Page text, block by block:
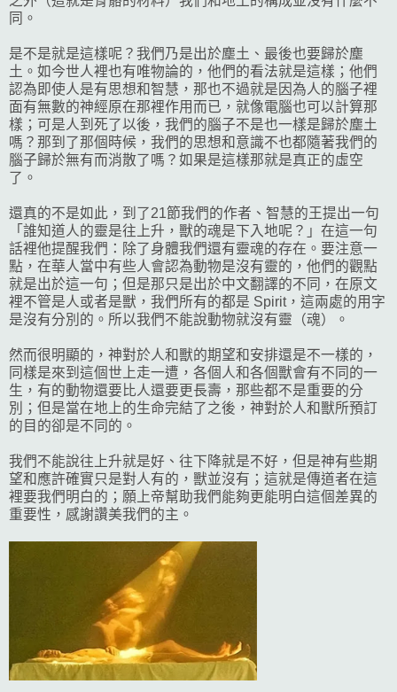
同。
是不是就是這樣呢？我們乃是出於塵土、最後也要歸於塵
土。如今世人裡也有唯物論的，他們的看法就是這樣；他們
認為即使人是有思想和智慧，那也不過就是因為人的腦子裡
面有無數的神經原在那裡作用而已，就像電腦也可以計算那
樣；可是人到死了以後，我們的腦子不是也一樣是歸於塵土
嗎？那到了那個時候，我們的思想和意識不也都隨著我們的
腦子歸於無有而消散了嗎？如果是這樣那就是真正的虛空
了。
還真的不是如此，到了21節我們的作者、智慧的王提出一句
「誰知道人的靈是往上升，獸的魂是下入地呢？」在這一句
話裡他提醒我們：除了身體我們還有靈魂的存在。要注意一
點，在華人當中有些人會認為動物是沒有靈的，他們的觀點
就是出於這一句；但是那只是出於中文翻譯的不同，在原文
裡不管是人或者是獸，我們所有的都是 Spirit，這兩處的用字
是沒有分別的。所以我們不能說動物就沒有靈（魂）。
然而很明顯的，神對於人和獸的期望和安排還是不一樣的，
同樣是來到這個世上走一遭，各個人和各個獸會有不同的一
生，有的動物還要比人還要更長壽，那些都不是重要的分
別；但是當在地上的生命完結了之後，神對於人和獸所預訂
的目的卻是不同的。
我們不能說往上升就是好、往下降就是不好，但是神有些期
望和應許確實只是對人有的，獸並沒有；這就是傳道者在這
裡要我們明白的；願上帝幫助我們能夠更能明白這個差異的
重要性，感謝讚美我們的主。